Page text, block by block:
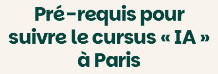
Pré-requis pour
suivre le cursus « IA »
à Paris